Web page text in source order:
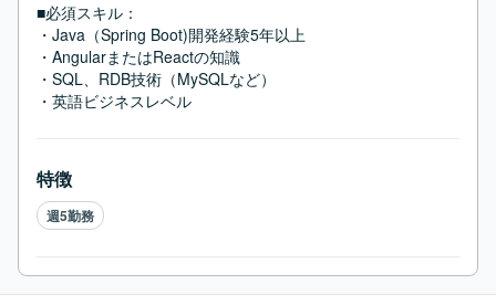
■必須スキル：
・Java（Spring Boot)開発経験5年以上
・AngularまたはReactの知識
・SQL、RDB技術（MySQLなど）
・英語ビジネスレベル
特徴
週5勤務